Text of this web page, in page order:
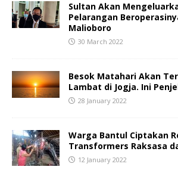
Sultan Akan
Pelarangan
Malioboro
30 March 2022
Besok Matahari Akan
Lambat di Jogja. Ini
28 January 2022
Warga Bantul Ciptakan
Transformers Raksasa
12 January 2022